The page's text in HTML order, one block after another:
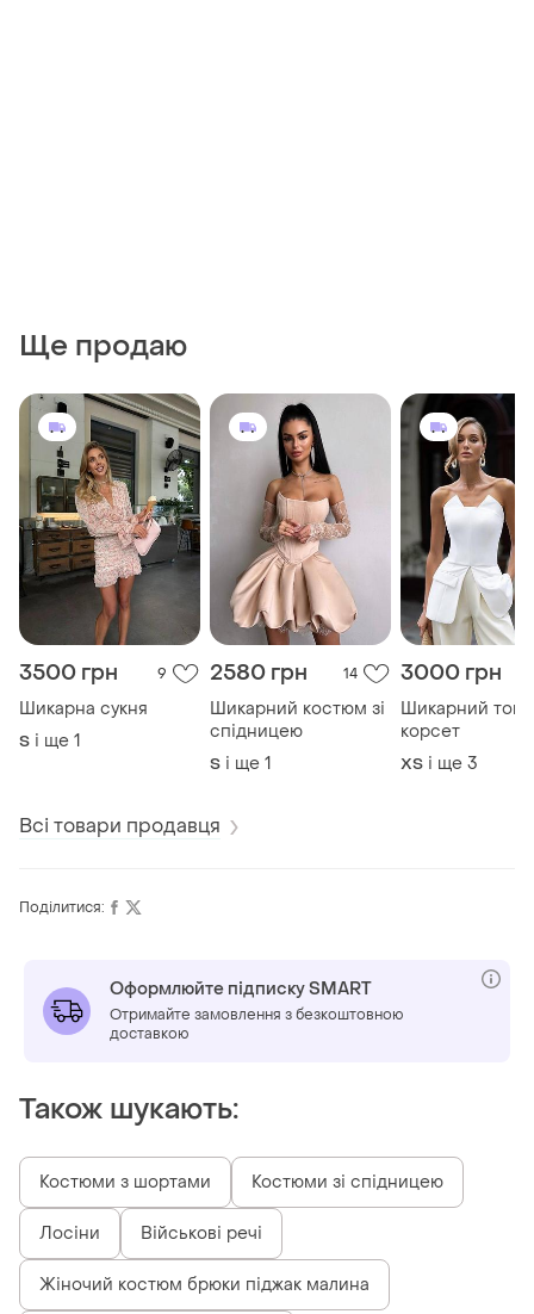
Ще продаю
3500 грн 9
Шикарна сукня
S і ще 1
2580 грн 14
Шикарний костюм зі
спідницею
S і ще 1
3000 грн
Шикарний топ-
корсет
ХS і ще 3
Всі товари продавця
Поділитися:
Оформлюйте підписку SMART
Отримайте замовлення з безкоштовною
доставкою
Також шукають:
Костюми з шортами Костюми зі спідницею
Лосіни Військові речі
Жіночий костюм брюки піджак малина